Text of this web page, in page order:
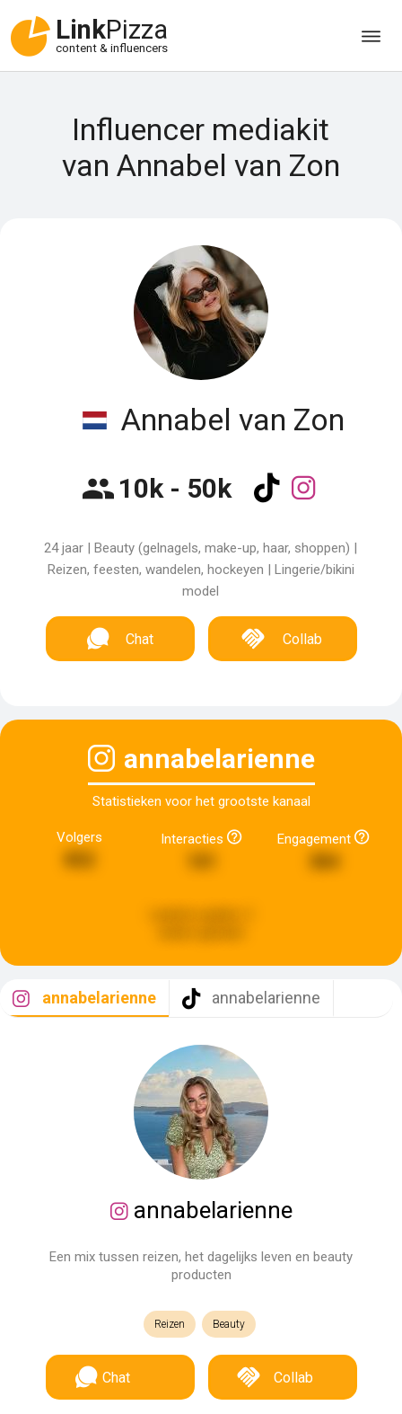
LinkPizza
content & influencers
Influencer mediakit
van Annabel van Zon
Annabel van Zon
10k - 50k
24 jaar | Beauty (gelnagels, make-up, haar, shoppen) |
Reizen, feesten, wandelen, hockeyen | Lingerie/bikini
model
Chat Collab
annabelarienne
Statistieken voor het grootste kanaal
Volgers Interacties Engagement
384
annabelarienne annabelarienne
annabelarienne
Een mix tussen reizen, het dagelijks leven en beauty
producten
Reizen Beauty
Chat Collab